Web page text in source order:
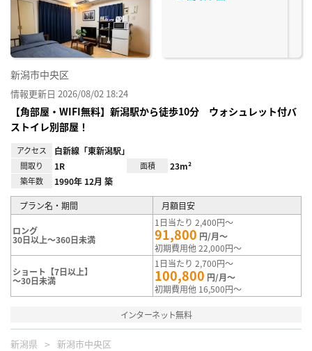
新潟市中央区
情報更新日 2026/08/02 18:24
【角部屋・WIFI無料】新潟駅から徒歩10分 ウォシュレット付バ
ストイレ別部屋！
アクセス 白新線「東新潟駅」
間取り 1R 面積 23m²
築年数 1990年 12月 築
プラン名・期間 月額目安
ロング
30日以上～360日未満
1日当たり 2,400円～
91,800 円/月～
初期費用他 22,000円～
ショート【7日以上】
～30日未満
1日当たり 2,700円～
100,800 円/月～
初期費用他 16,500円～
インターネット無料
新潟県 新潟市中央区